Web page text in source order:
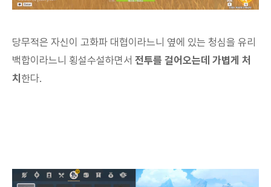
당무적은 자신이 고화파 대협이라느니 옆에 있는 청심을 유리
백합이라느니 횡설수설하면서 전투를 걸어오는데 가볍게 처
치 한다.